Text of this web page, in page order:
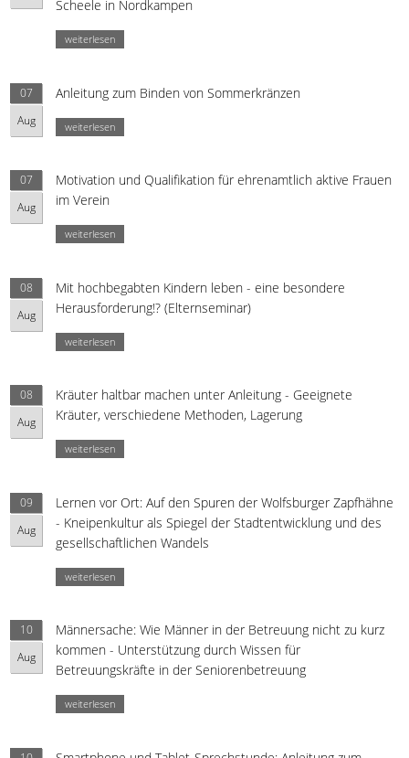
Scheele in Nordkampen
weiterlesen
07
Aug
Anleitung zum Binden von Sommerkränzen
weiterlesen
07
Aug
Motivation und Qualifikation für ehrenamtlich aktive Frauen
im Verein
weiterlesen
08
Aug
Mit hochbegabten Kindern leben - eine besondere
Herausforderung!? (Elternseminar)
weiterlesen
08
Aug
Kräuter haltbar machen unter Anleitung - Geeignete
Kräuter, verschiedene Methoden, Lagerung
weiterlesen
09
Aug
Lernen vor Ort: Auf den Spuren der Wolfsburger Zapfhähne
- Kneipenkultur als Spiegel der Stadtentwicklung und des
gesellschaftlichen Wandels
weiterlesen
10
Aug
Männersache: Wie Männer in der Betreuung nicht zu kurz
kommen - Unterstützung durch Wissen für
Betreuungskräfte in der Seniorenbetreuung
weiterlesen